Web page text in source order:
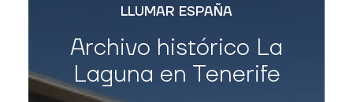
LLUMAR ESPAÑA
Archivo histórico La
Laguna en Tenerife